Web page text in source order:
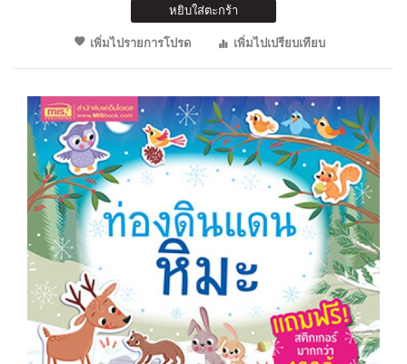
หยิบใส่ตะกร้า
เพิ่มไปรายการโปรด
เพิ่มไปเปรียบเทียบ